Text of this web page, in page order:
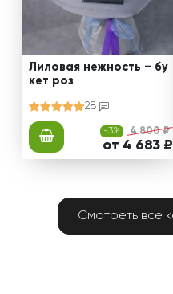
Лиловая нежность – бу
кет роз
28
-3% 4 800 ₽
от 4 683 ₽
Смотреть все